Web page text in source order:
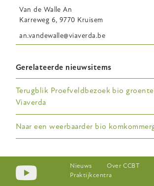
Van de Walle An
Karreweg 6, 9770 Kruisem
an.vandewalle@viaverda.be
Gerelateerde nieuwsitems
Terugblik Proefveldbezoek bio
Viaverda
Naar een weerbaarder bio
Footer-
Nieuws
Over CCBT
Praktijkcentra